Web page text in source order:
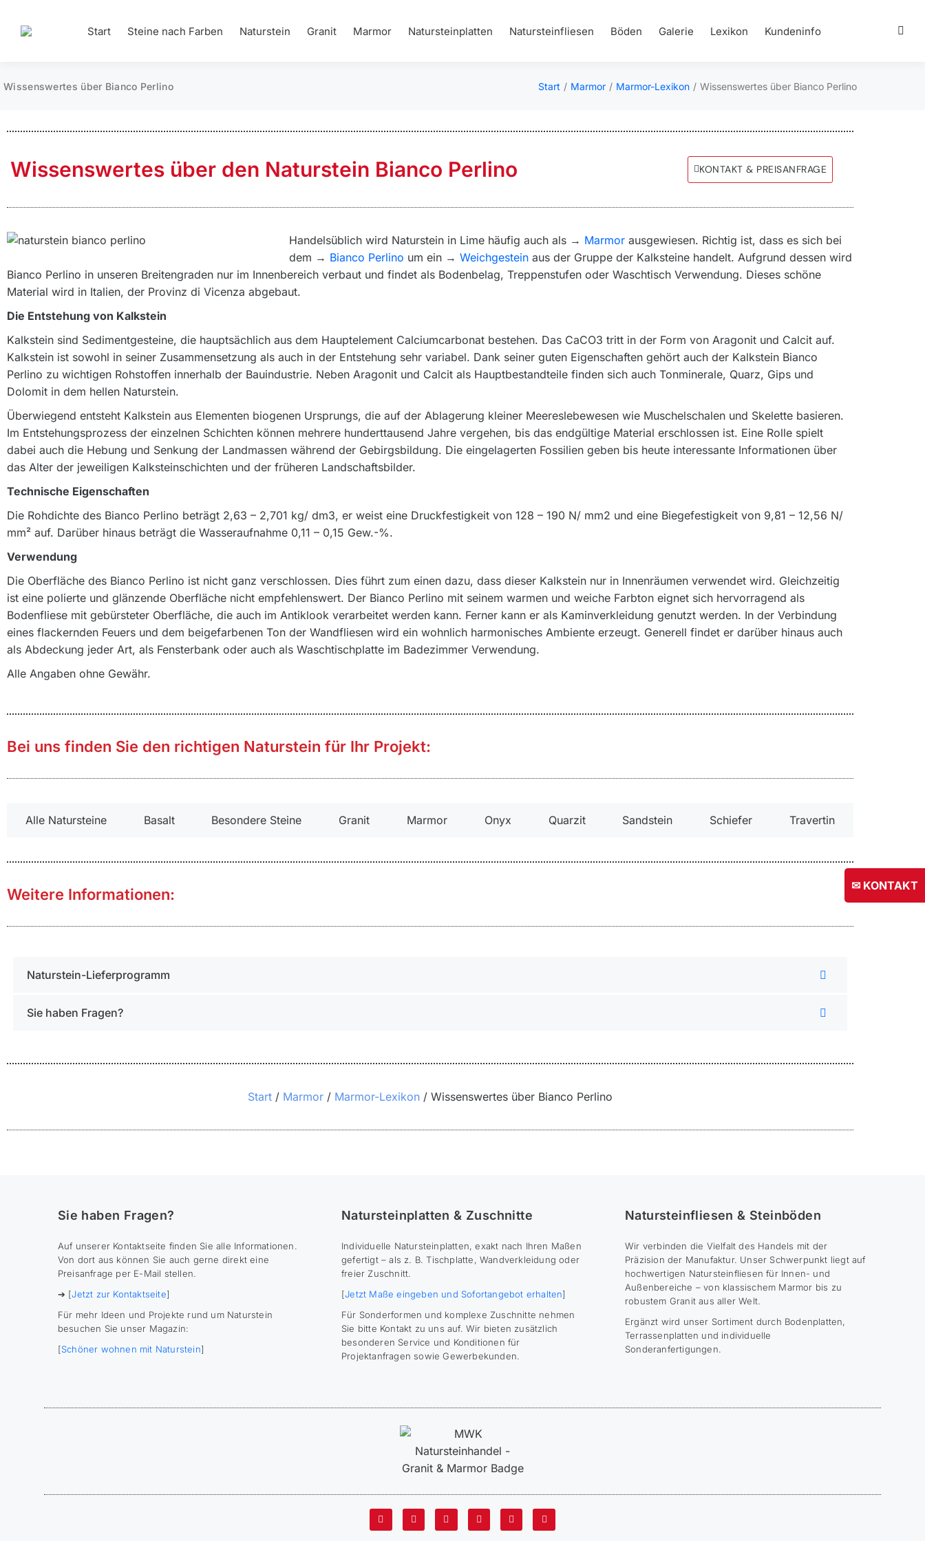
Start Steine nach Farben Naturstein Granit Marmor Natursteinplatten Natursteinfliesen Böden Galerie Lexikon Kundeninfo
Wissenswertes über Bianco Perlino Sie befinden sich hier:
Start Marmor Marmor-Lexikon Wissenswertes über Bianco Perlino
Wissenswertes über den Naturstein Bianco Perlino KONTAKT & PREISANFRAGE
Handelsüblich wird Naturstein in Lime häufig auch als → Marmor ausgewiesen. Richtig ist, dass es sich bei
dem → Bianco Perlino um ein → Weichgestein aus der Gruppe der Kalksteine handelt. Aufgrund dessen wird
Bianco Perlino in unseren Breitengraden nur im Innenbereich verbaut und findet als Bodenbelag, Treppenstufen oder Waschtisch Verwendung. Dieses schöne
Material wird in Italien, der Provinz di Vicenza abgebaut.
Die Entstehung von Kalkstein
Kalkstein sind Sedimentgesteine, die hauptsächlich aus dem Hauptelement Calciumcarbonat bestehen. Das CaCO3 tritt in der Form von Aragonit und Calcit auf.
Kalkstein ist sowohl in seiner Zusammensetzung als auch in der Entstehung sehr variabel. Dank seiner guten Eigenschaften gehört auch der Kalkstein Bianco
Perlino zu wichtigen Rohstoffen innerhalb der Bauindustrie. Neben Aragonit und Calcit als Hauptbestandteile finden sich auch Tonminerale, Quarz, Gips und
Dolomit in dem hellen Naturstein.
Überwiegend entsteht Kalkstein aus Elementen biogenen Ursprungs, die auf der Ablagerung kleiner Meereslebewesen wie Muschelschalen und Skelette basieren.
Im Entstehungsprozess der einzelnen Schichten können mehrere hunderttausend Jahre vergehen, bis das endgültige Material erschlossen ist. Eine Rolle spielt
dabei auch die Hebung und Senkung der Landmassen während der Gebirgsbildung. Die eingelagerten Fossilien geben bis heute interessante Informationen über
das Alter der jeweiligen Kalksteinschichten und der früheren Landschaftsbilder.
Technische Eigenschaften
Die Rohdichte des Bianco Perlino beträgt 2,63 – 2,701 kg/ dm3, er weist eine Druckfestigkeit von 128 – 190 N/ mm2 und eine Biegefestigkeit von 9,81 – 12,56 N/
mm² auf. Darüber hinaus beträgt die Wasseraufnahme 0,11 – 0,15 Gew.-%.
Verwendung
Die Oberfläche des Bianco Perlino ist nicht ganz verschlossen. Dies führt zum einen dazu, dass dieser Kalkstein nur in Innenräumen verwendet wird. Gleichzeitig
ist eine polierte und glänzende Oberfläche nicht empfehlenswert. Der Bianco Perlino mit seinem warmen und weiche Farbton eignet sich hervorragend als
Bodenfliese mit gebürsteter Oberfläche, die auch im Antiklook verarbeitet werden kann. Ferner kann er als Kaminverkleidung genutzt werden. In der Verbindung
eines flackernden Feuers und dem beigefarbenen Ton der Wandfliesen wird ein wohnlich harmonisches Ambiente erzeugt. Generell findet er darüber hinaus auch
als Abdeckung jeder Art, als Fensterbank oder auch als Waschtischplatte im Badezimmer Verwendung.
Alle Angaben ohne Gewähr.
Bei uns finden Sie den richtigen Naturstein für Ihr Projekt:
Alle Natursteine Basalt Besondere Steine Granit Marmor Onyx Quarzit Sandstein Schiefer Travertin
Weitere Informationen:
Naturstein-Lieferprogramm
Sie haben Fragen?
Start Marmor Marmor-Lexikon Wissenswertes über Bianco Perlino
Sie haben Fragen?
Auf unserer Kontaktseite finden Sie alle Informationen.
Von dort aus können Sie auch gerne direkt eine
Preisanfrage per E-Mail stellen.
➔ [Jetzt zur Kontaktseite]
Für mehr Ideen und Projekte rund um Naturstein
besuchen Sie unser Magazin:
[Schöner wohnen mit Naturstein]
Natursteinplatten & Zuschnitte
Individuelle Natursteinplatten, exakt nach Ihren Maßen
gefertigt – als z. B. Tischplatte, Wandverkleidung oder
freier Zuschnitt.
[Jetzt Maße eingeben und Sofortangebot erhalten]
Für Sonderformen und komplexe Zuschnitte nehmen
Sie bitte Kontakt zu uns auf. Wir bieten zusätzlich
besonderen Service und Konditionen für
Projektanfragen sowie Gewerbekunden.
Natursteinfliesen & Steinböden
Wir verbinden die Vielfalt des Handels mit der
Präzision der Manufaktur. Unser Schwerpunkt liegt auf
hochwertigen Natursteinfliesen für Innen- und
Außenbereiche – von klassischem Marmor bis zu
robustem Granit aus aller Welt.
Ergänzt wird unser Sortiment durch Bodenplatten,
Terrassenplatten und individuelle
Sonderanfertigungen.
✉ KONTAKT